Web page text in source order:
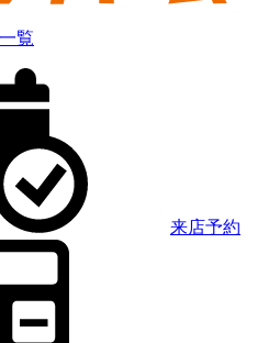
覧
来店予約